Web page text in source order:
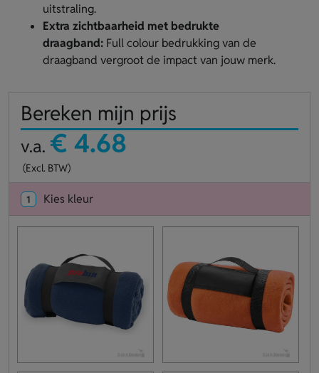
uitstraling.
Extra zichtbaarheid met bedrukte
draagband: Full colour bedrukking van de
draagband vergroot de impact van jouw merk.
Bereken mijn prijs
v.a. € 4.68
(Excl. BTW)
1 Kies kleur